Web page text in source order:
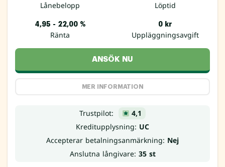
Lånebelopp Löptid
4,95 - 22,00 %
Ränta
0 kr
Uppläggningsavgift
ANSÖK NU
MER INFORMATION
Trustpilot:
4,1
Kreditupplysning: UC
Accepterar betalningsanmärkning: Nej
Anslutna långivare: 35 st